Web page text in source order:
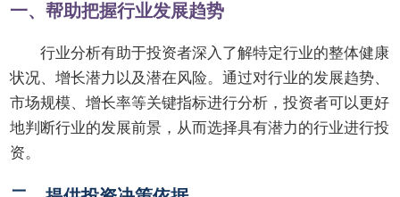
一、帮助把握行业发展趋势
行业分析有助于投资者深入了解特定行业的整体健康
状况、增长潜力以及潜在风险。通过对行业的发展趋势、
市场规模、增长率等关键指标进行分析，投资者可以更好
地判断行业的发展前景，从而选择具有潜力的行业进行投
资。